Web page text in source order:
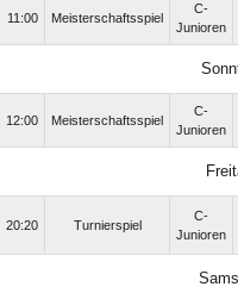
11:00 Meisterschaftsspiel
C-
Junioren
12:00 Meisterschaftsspiel
C-
Junioren
20:20 Turnierspiel
C-
Junioren